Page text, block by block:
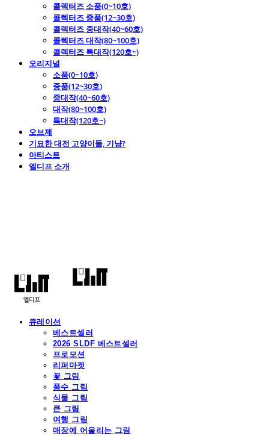
콜렉터즈 소품(0~10호)
콜렉터즈 중품(12~30호)
콜렉터즈 중대작(40~60호)
콜렉터즈 대작(80~100호)
콜렉터즈 특대작(120호~)
오리지널
소품(0~10호)
중품(12~30호)
중대작(40~60호)
대작(80~100호)
특대작(120호~)
오브제
기묘한 대전 고양이들, 기냥?
아티스트
엘디프 소개
큐레이션
베스트셀러
2026 SLDF 베스트셀러
프로모션
리퍼마켓
꽃 그림
풍수 그림
식물 그림
큰 그림
여행 그림
매장에 어울리는 그림